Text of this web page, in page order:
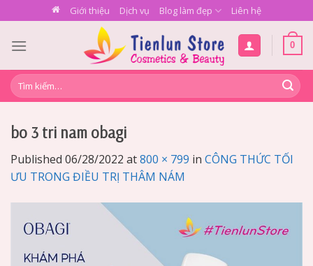
to
content
Giới thiệu Dịch vụ Blog làm đẹp Liên hệ
0
Tìm
kiếm:
bo 3 tri nam obagi
Published 06/28/2022 at800 × 799 in CÔNG THỨC TỐI
ƯU TRONG ĐIỀU TRỊ THÂM NÁM